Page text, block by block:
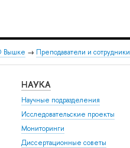
Вышке → Преподаватели и сотрудники
НАУКА
Научные подразделения
Исследовательские проекты
Мониторинги
Диссертационные советы